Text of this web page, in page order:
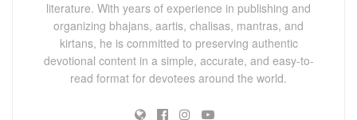
literature. With years of experience in publishing and
organizing bhajans, aartis, chalisas, mantras, and
kirtans, he is committed to preserving authentic
devotional content in a simple, accurate, and easy-to-
read format for devotees around the world.